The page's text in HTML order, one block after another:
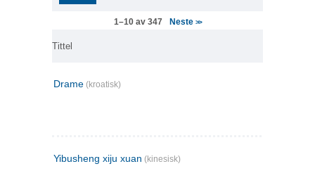
1–10 av 347 Neste >>
Tittel
Drame (kroatisk)
Yibusheng xiju xuan (kinesisk)